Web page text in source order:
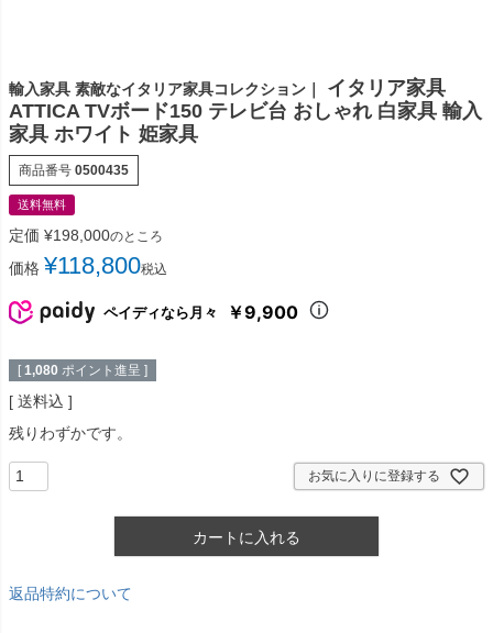
輸入家具 素敵なイタリア家具コレクション｜
イタリア家具
ATTICA TVボード150 テレビ台 おしゃれ 白家具 輸入
家具 ホワイト 姫家具
商品番号 0500435
送料無料
定価 ¥198,000のところ
価格 ¥118,800税込
ペイディなら月々 ￥9,900
[ 1,080 ポイント進呈 ]
送料込
残りわずかです。
お気に入りに登録する
カートに入れる
返品特約について